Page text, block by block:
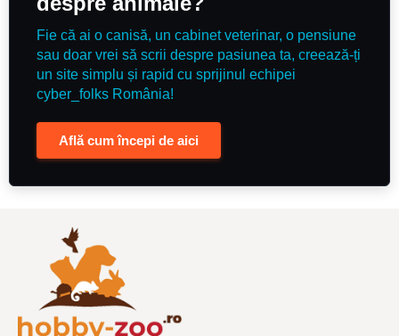
Fie că ai o canisă, un cabinet veterinar, o pensiune
sau doar vrei să scrii despre pasiunea ta, creează-ți
un site simplu și rapid cu sprijinul echipei
cyber_folks România!
Află cum începi de aici